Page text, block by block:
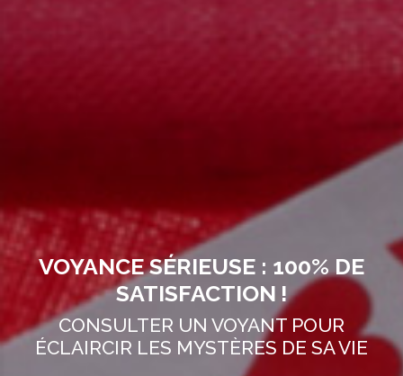
VOYANCE SÉRIEUSE : 100% DE
SATISFACTION !
CONSULTER UN VOYANT POUR
ÉCLAIRCIR LES MYSTÈRES DE SA VIE